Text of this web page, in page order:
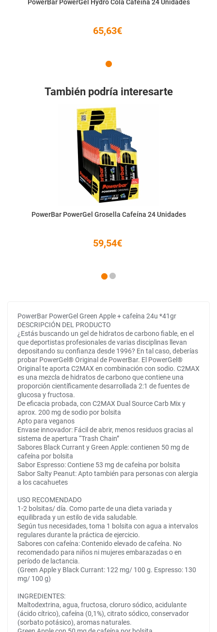
PowerBar PowerGel Hydro Cola Cafeína 24 Unidades
65,63€
También podría interesarte
PowerBar PowerGel Grosella Cafeína 24 Unidades
59,54€
PowerBar PowerGel Green Apple + cafeína 24u *41gr
DESCRIPCIÓN DEL PRODUCTO
¿Estás buscando un gel de hidratos de carbono fiable, en el
que deportistas profesionales de varias disciplinas llevan
depositando su confianza desde 1996? En tal caso, deberías
probar PowerGel® Original de PowerBar. El PowerGel®
Original te aporta C2MAX en combinación con sodio. C2MAX
es una mezcla de hidratos de carbono que contiene una
proporción científicamente desarrollada 2:1 de fuentes de
glucosa y fructosa.
De eficacia probada, con C2MAX Dual Source Carb Mix y
aprox. 200 mg de sodio por bolsita
Apto para veganos
Envase innovador: Fácil de abrir, menos residuos gracias al
sistema de apertura “Trash Chain”
Sabores Black Currant y Green Apple: contienen 50 mg de
cafeína por bolsita
Sabor Espresso: Contiene 53 mg de cafeína por bolsita
Sabor Salty Peanut: Apto también para personas con alergia
a los cacahuetes
USO RECOMENDADO
1-2 bolsitas/ día. Como parte de una dieta variada y
equilibrada y un estilo de vida saludable.
Según tus necesidades, toma 1 bolsita con agua a intervalos
regulares durante la práctica de ejercicio.
Sabores con cafeína: Contenido elevado de cafeína. No
recomendado para niños ni mujeres embarazadas o en
período de lactancia.
(Green Apple y Black Currant: 122 mg/ 100 g. Espresso: 130
mg/ 100 g)
INGREDIENTES:
Maltodextrina, agua, fructosa, cloruro sódico, acidulante
(ácido cítrico), cafeína (0,1%), citrato sódico, conservador
(sorbato potásico), aromas naturales.